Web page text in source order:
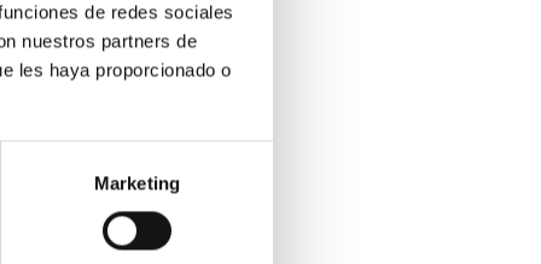
de redes sociales
nuestros partners de
les haya proporcionado o
Marketing